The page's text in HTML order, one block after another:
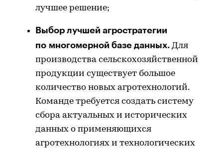
лучшее решение;
Выбор лучшей агростратегии
по многомерной базе данных. Для
производства сельскохозяйственной
продукции существует большое
количество новых агротехнологий.
Команде требуется создать систему
сбора актуальных и исторических
данных о применяющихся
агротехнологиях и технологических